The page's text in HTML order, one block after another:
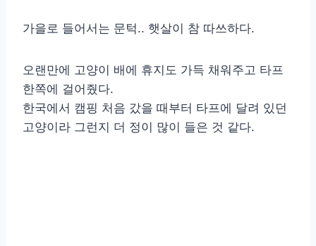
가을로 들어서는 문턱.. 햇살이 참 따쓰하다.
오랜만에 고양이 배에 휴지도 가득 채워주고 타프
한쪽에 걸어줬다.
한국에서 캠핑 처음 갔을 때부터 타프에 달려 있던
고양이라 그런지 더 정이 많이 들은 것 같다.